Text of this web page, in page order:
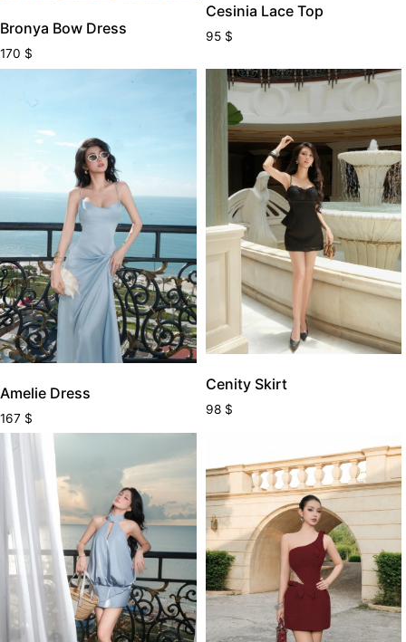
Bronya Bow Dress
170 $
Cesinia Lace Top
95 $
Amelie Dress
167 $
Cenity Skirt
98 $